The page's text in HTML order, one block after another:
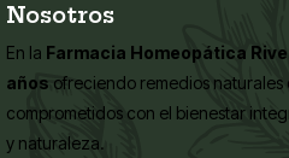
Nosotros
En la Farmacia Homeopática
años ofreciendo remedios naturales
comprometidos con el bienestar
y naturaleza.